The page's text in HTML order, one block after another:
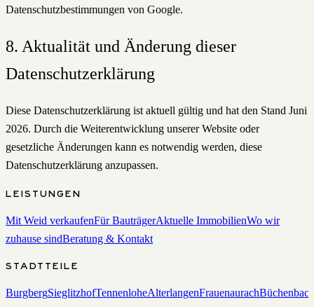
Datenschutzbestimmungen von Google.
8. Aktualität und Änderung dieser
Datenschutzerklärung
Diese Datenschutzerklärung ist aktuell gültig und hat den Stand Juni
2026. Durch die Weiterentwicklung unserer Website oder
gesetzliche Änderungen kann es notwendig werden, diese
Datenschutzerklärung anzupassen.
LEISTUNGEN
Mit Weid verkaufenFür BauträgerAktuelle ImmobilienWo wir
zuhause sindBeratung & Kontakt
STADTTEILE
BurgbergSieglitzhofTennenloheAlterlangenFrauenaurachBüchenbach